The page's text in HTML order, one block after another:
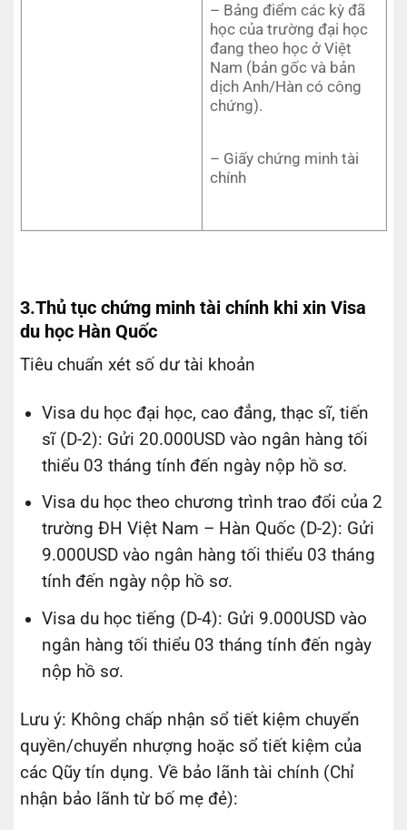
– Bảng điểm các kỳ đã
học của trường đại học
đang theo học ở Việt
Nam (bản gốc và bản
dịch Anh/Hàn có công
chứng).
– Giấy chứng minh tài
chính
3.Thủ tục chứng minh tài chính khi xin Visa
du học Hàn Quốc
Tiêu chuẩn xét số dư tài khoản
Visa du học đại học, cao đẳng, thạc sĩ, tiến
sĩ (D-2): Gửi 20.000USD vào ngân hàng tối
thiểu 03 tháng tính đến ngày nộp hồ sơ.
Visa du học theo chương trình trao đổi của 2
trường ĐH Việt Nam – Hàn Quốc (D-2): Gửi
9.000USD vào ngân hàng tối thiểu 03 tháng
tính đến ngày nộp hồ sơ.
Visa du học tiếng (D-4): Gửi 9.000USD vào
ngân hàng tối thiểu 03 tháng tính đến ngày
nộp hồ sơ.
Lưu ý: Không chấp nhận sổ tiết kiệm chuyển
quyền/chuyển nhượng hoặc sổ tiết kiệm của
các Qũy tín dụng. Về bảo lãnh tài chính (Chỉ
nhận bảo lãnh từ bố mẹ đẻ):